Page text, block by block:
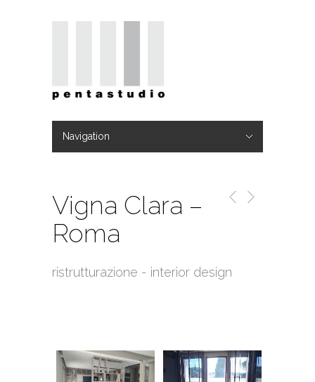
Navigation
Vigna Clara –
Roma
ristrutturazione - interior design